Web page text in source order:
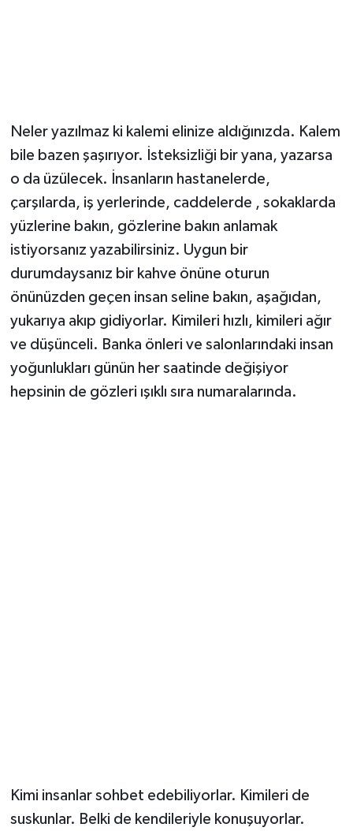
Neler yazılmaz ki kalemi elinize aldığınızda. Kalem
bile bazen şaşırıyor. İsteksizliği bir yana, yazarsa
o da üzülecek. İnsanların hastanelerde,
çarşılarda, iş yerlerinde, caddelerde , sokaklarda
yüzlerine bakın, gözlerine bakın anlamak
istiyorsanız yazabilirsiniz. Uygun bir
durumdaysanız bir kahve önüne oturun
önünüzden geçen insan seline bakın, aşağıdan,
yukarıya akıp gidiyorlar. Kimileri hızlı, kimileri ağır
ve düşünceli. Banka önleri ve salonlarındaki insan
yoğunlukları günün her saatinde değişiyor
hepsinin de gözleri ışıklı sıra numaralarında.
Kimi insanlar sohbet edebiliyorlar. Kimileri de
suskunlar. Belki de kendileriyle konuşuyorlar.